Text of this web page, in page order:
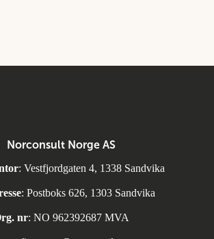
Norconsult Norge AS
: Vestfjordgaten 4, 1338 Sandvika
: Postboks 626, 1303 Sandvika
nr: NO 962392687 MVA